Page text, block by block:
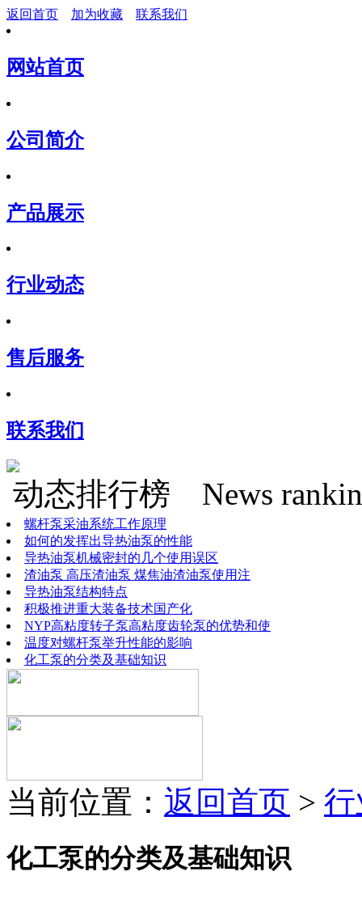
返回首页 加为收藏 联系我们
网站首页
公司简介
产品展示
行业动态
售后服务
联系我们
动态排行榜 News
螺杆泵采油系统工作原理
如何的发挥出导热油泵的性能
导热油泵机械密封的几个使用误区
渣油泵 高压渣油泵 煤焦油渣油泵使用注
导热油泵结构特点
积极推进重大装备技术国产化
NYP高粘度转子泵高粘度齿轮泵的优势和使
温度对螺杆泵举升性能的影响
化工泵的分类及基础知识
当前位置： 返回首页 >
化工泵的分类及基础知识